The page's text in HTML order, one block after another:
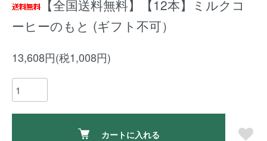
【全国送料無料】【12本】ミルクコ
ーヒーのもと (ギフト不可）
13,608円(税1,008円)
カートに入れる